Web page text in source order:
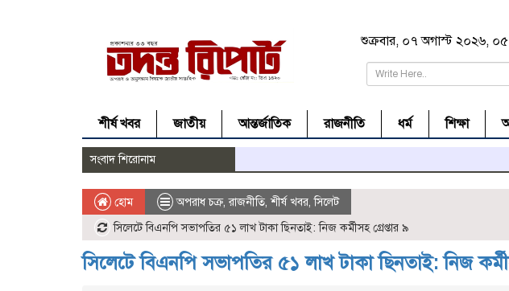
শুক্রবার, ০৭ অগাস্ট ২০২৬,
শীর্ষ খবর জাতীয় আন্তর্জাতিক রাজনীতি ধর্ম শিক্ষা
সংবাদ শিরোনাম
হোম অপরাধ চক্র,রাজনীতি,শীর্ষ খবর,সিলেট
সিলেটে বিএনপি সভাপতির ৫১ লাখ টাকা ছিনতাই: নিজ কর্মীসহ গ্রেপ্তার ৯
সিলেটে বিএনপি সভাপতির ৫১ লাখ টাকা ছিনতাই: নিজ